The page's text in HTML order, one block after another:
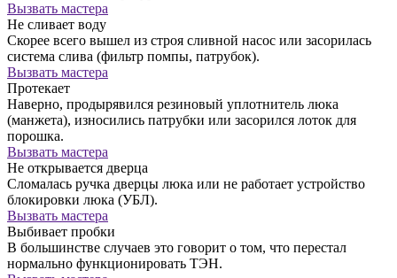
Вызвать мастера
Не сливает воду
Скорее всего вышел из строя сливной насос или засорилась
система слива (фильтр помпы, патрубок).
Вызвать мастера
Протекает
Наверно, продырявился резиновый уплотнитель люка
(манжета), износились патрубки или засорился лоток для
порошка.
Вызвать мастера
Не открывается дверца
Сломалась ручка дверцы люка или не работает устройство
блокировки люка (УБЛ).
Вызвать мастера
Выбивает пробки
В большинстве случаев это говорит о том, что перестал
нормально функционировать ТЭН.